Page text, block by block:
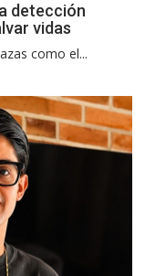
detección
vidas
como el...